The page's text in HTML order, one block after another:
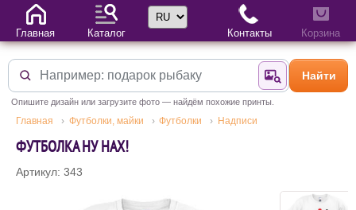
Найти поНайти
Опишите дизайн или загрузите фото — найдём похожие принты.
Главная Футболки, майки Футболки Надписи
ФУТБОЛКА НУ НАХ!
Артикул: 343
Главная Каталог
Выбор языка
Контакты Корзина